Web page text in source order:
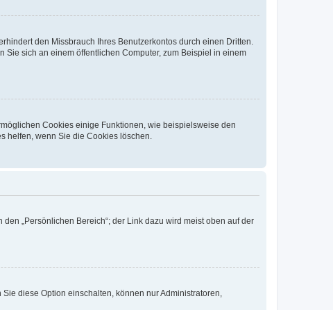
den Missbrauch Ihres Benutzerkontos durch einen Dritten.
Sie sich an einem öffentlichen Computer, zum Beispiel in einem
Cookies einige Funktionen, wie beispielsweise den
helfen, wenn Sie die Cookies löschen.
„Persönlichen Bereich“; der Link dazu wird meist oben auf der
diese Option einschalten, können nur Administratoren,